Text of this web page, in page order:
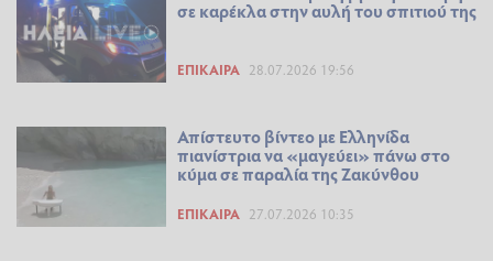
σε καρέκλα στην αυλή του σπιτιού της
ΕΠΊΚΑΙΡΑ 28.07.2026 19:56
Απίστευτο βίντεο με Ελληνίδα
πιανίστρια να «μαγεύει» πάνω στο
κύμα σε παραλία της Ζακύνθου
ΕΠΊΚΑΙΡΑ 27.07.2026 10:35